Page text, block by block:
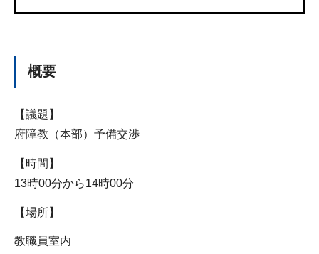
概要
【議題】
府障教（本部）予備交渉
【時間】
13時00分から14時00分
【場所】
教職員室内